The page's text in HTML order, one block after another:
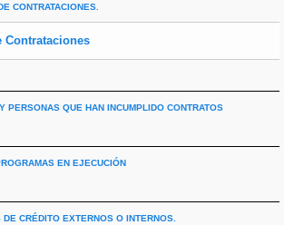
CONTRATACIONES.
Contrataciones
PERSONAS QUE HAN INCUMPLIDO CONTRATOS
EN EJECUCIÓN
CRÉDITO EXTERNOS O INTERNOS.